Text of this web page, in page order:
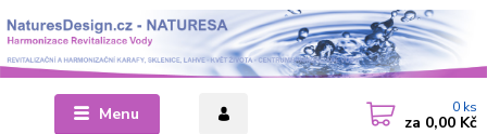
Menu 0 ks
za 0,00 Kč